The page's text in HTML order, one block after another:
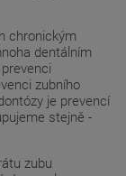
chronickým
dentálním
zubního
je prevencí
stejně -
zubu